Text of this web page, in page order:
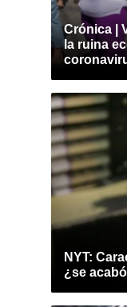
Crónica |
la ruina
NYT:
¿se